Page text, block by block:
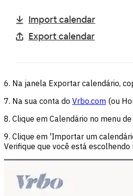
6. Na janela Exportar calendário,
7. Na sua conta do Vrbo.com (ou
8. Clique em Calendário no menu
9. Clique em 'Importar um
Verifique que você está